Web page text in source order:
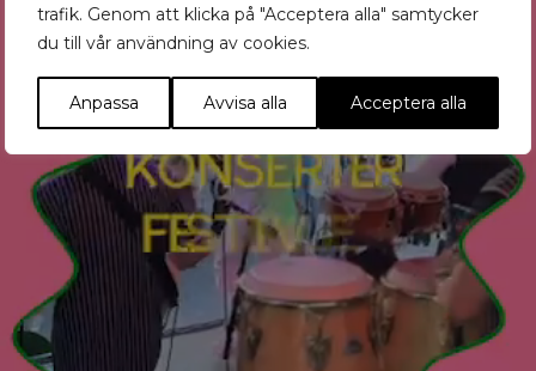
trafik. Genom att klicka på "Acceptera alla" samtycker
du till vår användning av cookies.
Anpassa Avvisa alla Acceptera alla